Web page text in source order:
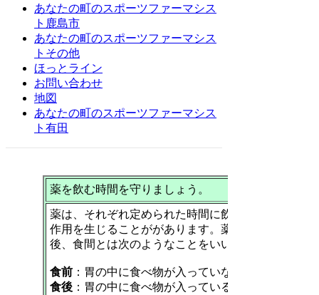
あなたの町のスポーツファーマシス
ト鹿島市
あなたの町のスポーツファーマシス
トその他
ほっとライン
お問い合わせ
地図
あなたの町のスポーツファーマシス
ト有田
薬を飲む時間を守りましょう。
薬は、それぞれ定められた時間に飲まないと効果が
作用を生じることががあります。薬の服用の指示の
後、食間とは次のようなことをいいます。
食前 ：胃の中に食べ物が入っていないとき。（食前
食後 ：胃の中に食べ物が入っているとき。（食後30